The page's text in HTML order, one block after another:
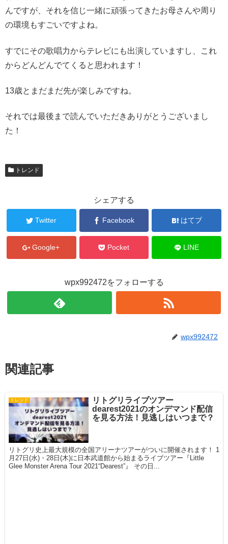
んですが、それを信じ一緒に頑張ってきたお母さんや周り
の環境もすごいですよね。
すでにその歌唱力からテレビにも出演していますし、これ
からどんどんでてくると思われます！
13歳とまだまだ先が楽しみですね。
それでは最後まで読んでいただきありがとうございまし
た！
トレンド
シェアする
Twitter Facebook はてブ
Google+ Pocket LINE
wpx992472をフォローする
wpx992472
関連記事
トレンド
リトグリライブツアー
dearest2021のオンデマンド配信
を見る方法！見逃しはいつまで？
リトグリ史上最大規模の全国アリーナツアーがついに開催されます！ 1
月27日(水)・28日(木)に日本武道館から始まるライブツアー『Little
Glee Monster Arena Tour 2021“Dearest”』 その日...